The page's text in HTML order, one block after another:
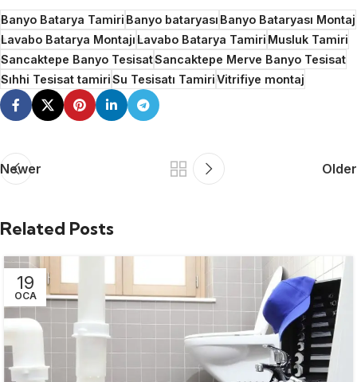
Banyo Batarya TamiriBanyo bataryasıBanyo Bataryası Montaj
Lavabo Batarya MontajıLavabo Batarya TamiriMusluk Tamiri
Sancaktepe Banyo TesisatSancaktepe Merve Banyo Tesisat
Sıhhi Tesisat tamiriSu Tesisatı TamiriVitrifiye montaj
Newer Older
Related Posts
19
OCA